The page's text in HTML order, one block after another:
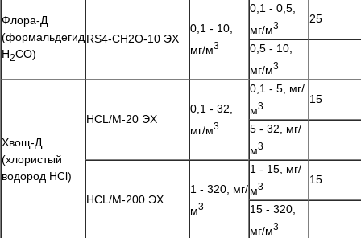
Флора-Д
(формальдегид
H2CO)
RS4-CH2O-10 ЭХ
0,1 - 10,
мг/м3
0,1 - 0,5,
мг/м3
25
0,5 - 10,
мг/м3
Хвощ-Д
(хлористый
водород HCl)
HCL/M-20 ЭХ
0,1 - 32,
мг/м3
0,1 - 5, мг/
м3
15
5 - 32, мг/
м3
HCL/M-200 ЭХ
1 - 320, мг/
м3
1 - 15, мг/
м3
15
15 - 320,
мг/м3